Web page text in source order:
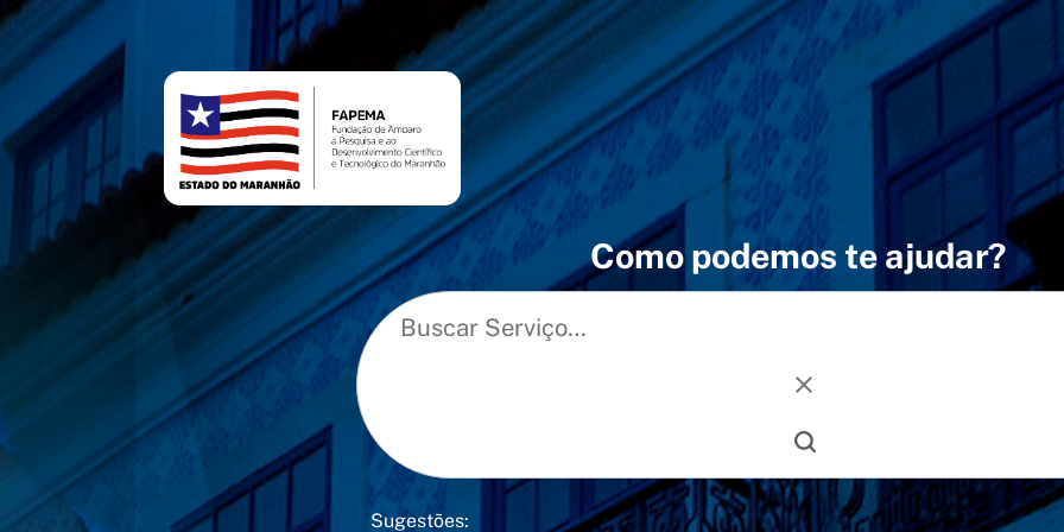
conteúdomenu
Como podemos te ajudar?
Sugestões: